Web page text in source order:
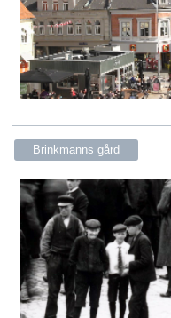
Brinkmanns gård